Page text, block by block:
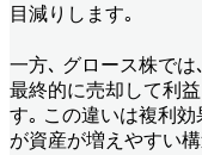
目減りします｡
一方､ グロース株では
最終的に売却して利
す｡ この違いは複利
が資産が増えやすい